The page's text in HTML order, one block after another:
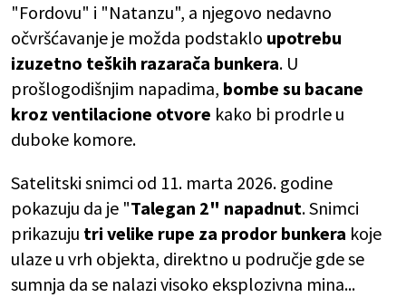
"Fordovu" i "Natanzu", a njegovo nedavno
očvršćavanje je možda podstaklo upotrebu
izuzetno teških razarača bunkera. U
prošlogodišnjim napadima, bombe su bacane
kroz ventilacione otvore kako bi prodrle u
duboke komore.
Satelitski snimci od 11. marta 2026. godine
pokazuju da je "Talegan 2" napadnut. Snimci
prikazuju tri velike rupe za prodor bunkera koje
ulaze u vrh objekta, direktno u područje gde se
sumnja da se nalazi visoko eksplozivna mina...